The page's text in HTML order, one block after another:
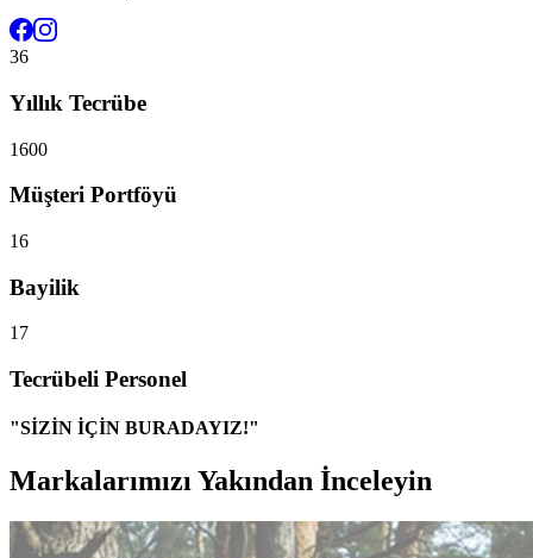
36
Yıllık Tecrübe
1600
Müşteri Portföyü
16
Bayilik
17
Tecrübeli Personel
"SİZİN İÇİN BURADAYIZ!"
Markalarımızı Yakından İnceleyin